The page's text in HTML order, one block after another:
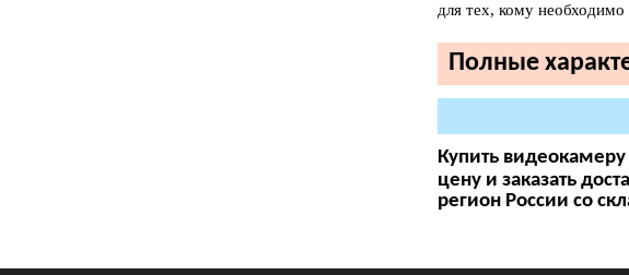
для тех, кому
Полные
Купить видеокамеру
цену и заказать
регион России со